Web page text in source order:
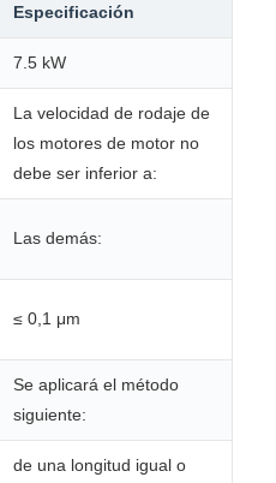
Especificación
7.5 kW
La velocidad de rodaje de
los motores de motor no
debe ser inferior a:
Las demás:
≤ 0,1 μm
Se aplicará el método
siguiente:
de una longitud igual o